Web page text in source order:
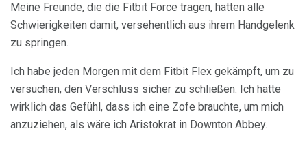
Meine Freunde, die die Fitbit Force tragen, hatten alle
Schwierigkeiten damit, versehentlich aus ihrem Handgelenk
zu springen.
Ich habe jeden Morgen mit dem Fitbit Flex gekämpft, um zu
versuchen, den Verschluss sicher zu schließen. Ich hatte
wirklich das Gefühl, dass ich eine Zofe brauchte, um mich
anzuziehen, als wäre ich Aristokrat in Downton Abbey.